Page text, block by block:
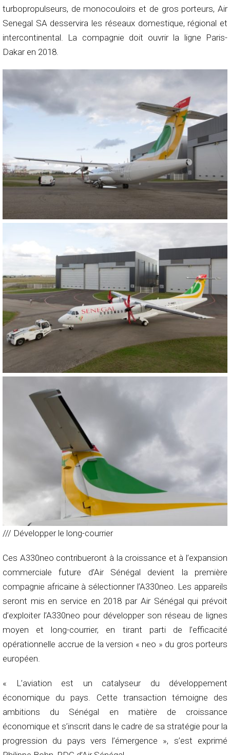
turbopropulseurs, de monocouloirs et de gros porteurs, Air
Senegal SA desservira les réseaux domestique, régional et
intercontinental. La compagnie doit ouvrir la ligne Paris-
Dakar en 2018.
/// Développer le long-courrier
Ces A330neo contribueront à la croissance et à l’expansion
commerciale future d’Air Sénégal devient la première
compagnie africaine à sélectionner l’A330neo. Les appareils
seront mis en service en 2018 par Air Sénégal qui prévoit
d’exploiter l’A330neo pour développer son réseau de lignes
moyen et long-courrier, en tirant parti de l’efficacité
opérationnelle accrue de la version « neo » du gros porteurs
européen.
« L’aviation est un catalyseur du développement
économique du pays. Cette transaction témoigne des
ambitions du Sénégal en matière de croissance
économique et s’inscrit dans le cadre de sa stratégie pour la
progression du pays vers l’émergence », s’est exprimé